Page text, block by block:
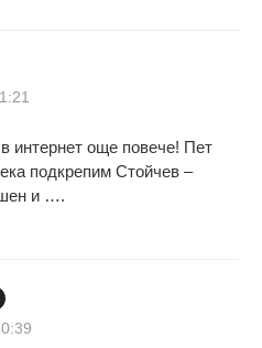
интернет още повече! Пет
подкрепим Стойчев –
и ….